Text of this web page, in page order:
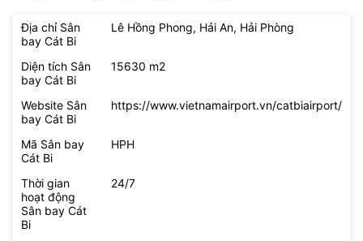
Địa chỉ Sân
bay Cát Bi
Lê Hồng Phong, Hải An, Hải Phòng
Diện tích Sân
bay Cát Bi
15630 m2
Website Sân
bay Cát Bi
https://www.vietnamairport.vn/catbiairport/
Mã Sân bay
Cát Bi
HPH
Thời gian
hoạt động
Sân bay Cát
Bi
24/7